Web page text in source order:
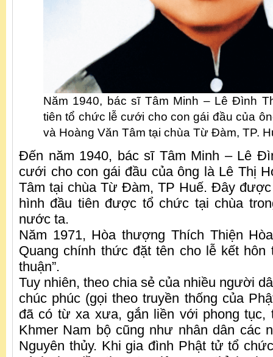
Năm 1940, bác sĩ Tâm Minh – Lê Đình
tiên tổ chức lễ cưới cho con gái đầu của
và Hoàng Văn Tâm tại chùa Từ Đàm, TP.
Đến năm 1940, bác sĩ Tâm Minh – Lê
cưới cho con gái đầu của ông là Lê Thị
Tâm tại chùa Từ Đàm, TP Huế. Đây
hình đầu tiên được tổ chức tại chùa
nước ta.
Năm 1971, Hòa thượng Thích Thiện
Quang chính thức đặt tên cho lễ kết hôn
thuận”.
Tuy nhiên, theo chia sẻ của nhiều người
chúc phúc (gọi theo truyền thống của
đã có từ xa xưa, gắn liền với phong tục,
Khmer Nam bộ cũng như nhân dân các
Nguyên thủy. Khi gia đình Phật tử tổ